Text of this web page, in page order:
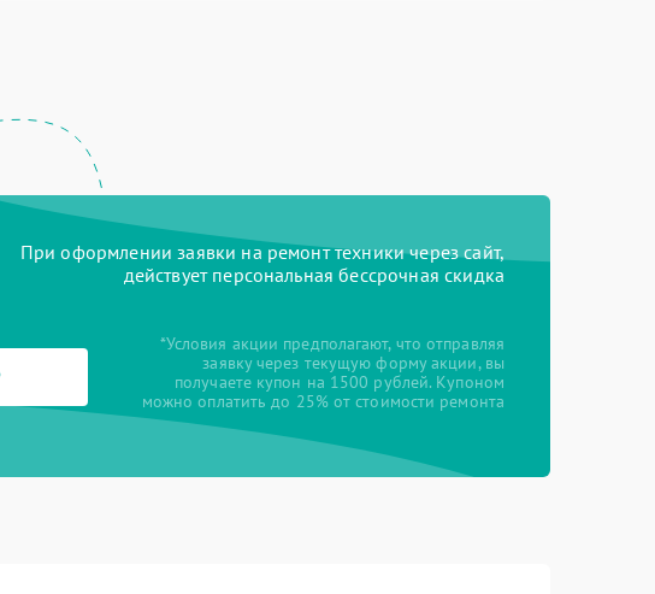
При оформлении заявки на ремонт техники через сайт,
действует персональная бессрочная скидка
*Условия акции предполагают, что отправляя
заявку через текущую форму акции, вы
получаете купон на 1500 рублей. Купоном
можно оплатить до 25% от стоимости ремонта